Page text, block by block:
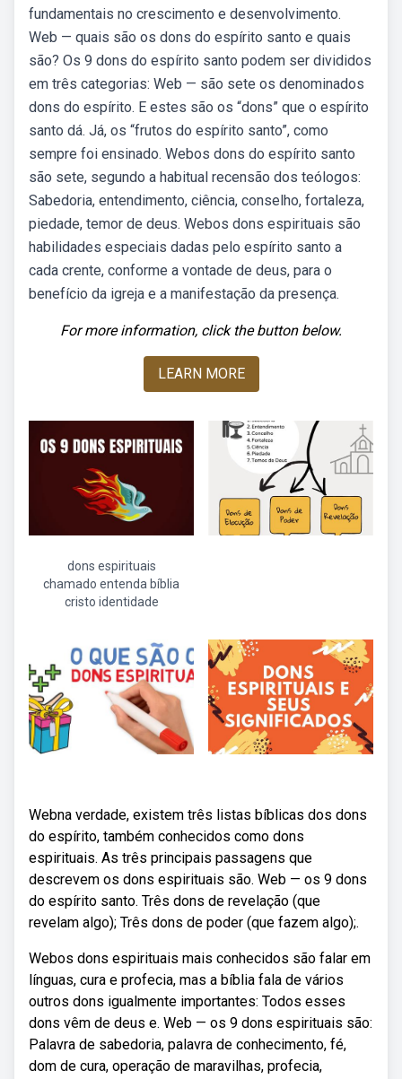
fundamentais no crescimento e desenvolvimento.
Web — quais são os dons do espírito santo e quais
são? Os 9 dons do espírito santo podem ser divididos
em três categorias: Web — são sete os denominados
dons do espírito. E estes são os “dons” que o espírito
santo dá. Já, os “frutos do espírito santo”, como
sempre foi ensinado. Webos dons do espírito santo
são sete, segundo a habitual recensão dos teólogos:
Sabedoria, entendimento, ciência, conselho, fortaleza,
pie­dade, temor de deus. Webos dons espirituais são
habilidades especiais dadas pelo espírito santo a
cada crente, conforme a vontade de deus, para o
benefício da igreja e a manifestação da presença.
For more information, click the button below.
LEARN MORE
dons espirituais
chamado entenda bíblia
cristo identidade
Webna verdade, existem três listas bíblicas dos dons
do espírito, também conhecidos como dons
espirituais. As três principais passagens que
descrevem os dons espirituais são. Web — os 9 dons
do espírito santo. Três dons de revelação (que
revelam algo); Três dons de poder (que fazem algo);.
Webos dons espirituais mais conhecidos são falar em
línguas, cura e profecia, mas a bíblia fala de vários
outros dons igualmente importantes: Todos esses
dons vêm de deus e. Web — os 9 dons espirituais são:
Palavra de sabedoria, palavra de conhecimento, fé,
dom de cura, operação de maravilhas, profecia,